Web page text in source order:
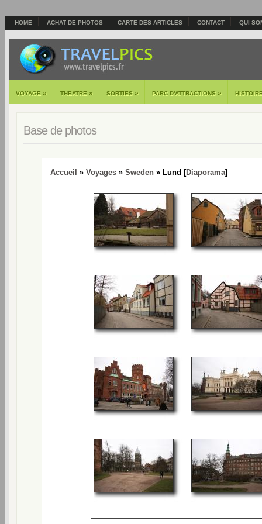
HOME ACHAT DE PHOTOS CARTE DES ARTICLES CONTACT QUI
VOYAGE » THEATRE » SORTIES » PARC D'ATTRACTIONS »
Base de photos
Accueil » Voyages » Sweden » Lund [Diaporama]